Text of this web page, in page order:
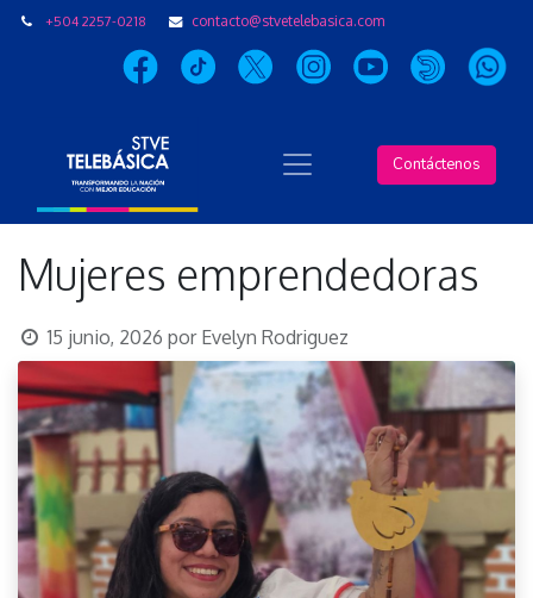
+504 2257-0218 contacto@stvetelebasica.com
Contáctenos
Mujeres emprendedoras
15 junio, 2026 por Evelyn Rodriguez